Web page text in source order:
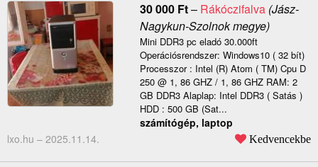
30 000 Ft– Rákóczifalva(Jász-
Nagykun-Szolnok megye)
Mini DDR3 pc eladó 30.000ft
Operációsrendszer: Windows10 ( 32 bít)
Processzor : Intel (R) Atom ( TM) Cpu D
250 @ 1, 86 GHZ / 1, 86 GHZ RAM: 2
GB DDR3 Alaplap: Intel DDR3 ( Satás )
HDD : 500 GB (Sat...
számítógép, laptop
lxo.hu – 2025.11.14. Kedvencekbe